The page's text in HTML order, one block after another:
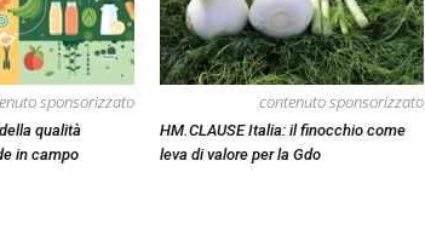
sponsorizzato
qualità
in campo
contenuto sponsorizzato
HM.CLAUSE Italia: il finocchio come
leva di valore per la Gdo